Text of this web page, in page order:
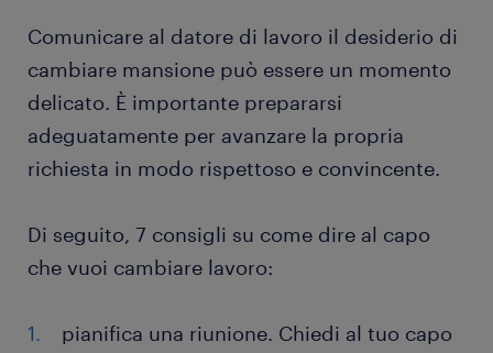
Comunicare al datore di lavoro il desiderio di
cambiare mansione può essere un momento
delicato. È importante prepararsi
adeguatamente per avanzare la propria
richiesta in modo rispettoso e convincente.
Di seguito, 7 consigli su come dire al capo
che vuoi cambiare lavoro:
pianifica una riunione. Chiedi al tuo capo